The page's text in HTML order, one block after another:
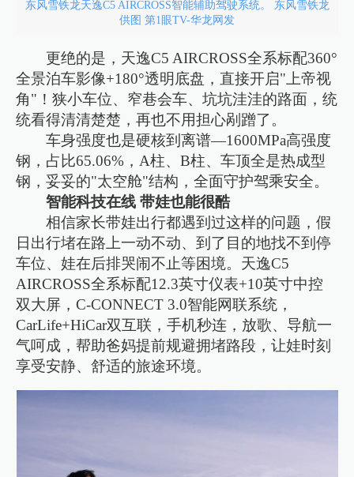
东风雪铁龙天逸C5 AIRCROSS智能辅助驾驶系统。 东风雪铁龙
供图 第1眼TV-华龙网发
更绝的是，天逸C5 AIRCROSS全系标配360°
全景泊车影像+180°透明底盘，直接开启"上帝视
角"！狭小车位、窄巷会车、坑坑洼洼的路面，统
统看得清清楚楚，再也不用担心剐蹭了。
车身强度也是硬核到离谱—1600MPa高强度
钢，占比65.06%，A柱、B柱、车顶全是热成型
钢，妥妥的"太空舱"结构，全面守护驾乘安全。
智能科技在线 带娃也能很酷
相信家长带娃出行都遇到过这样的问题，假
日出行堵在路上一动不动、到了目的地找不到停
车位、娃在后排哭闹不止等困境。天逸C5
AIRCROSS全系标配12.3英寸仪表+10英寸中控
双大屏，C-CONNECT 3.0智能网联系统，
CarLife+HiCar双互联，手机秒连，放歌、导航一
气呵成，帮助爸妈提前规避拥堵路段，让娃时刻
享受安静、舒适的旅途环境。